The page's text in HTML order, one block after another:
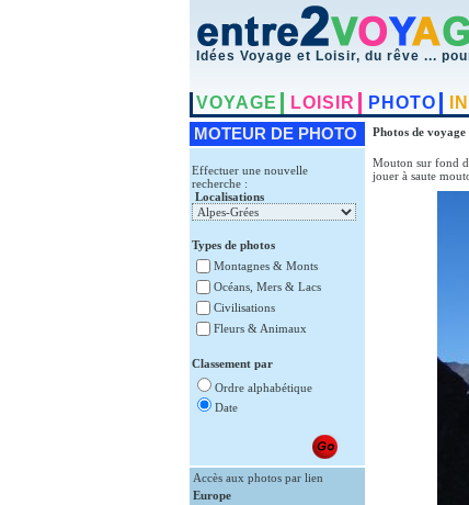
Idées Voyage et Loisir, du rêve ...
VOYAGE LOISIR PHOTO
MOTEUR DE PHOTO
Effectuer une nouvelle
recherche :
Localisations
Types de photos
Montagnes & Monts
Océans, Mers & Lacs
Civilisations
Fleurs & Animaux
Classement par
Ordre alphabétique
Date
Accès aux photos par lien
Europe
Photos de voyage
Mouton sur fond
jouer à saute